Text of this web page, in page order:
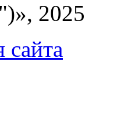
2025
сайта